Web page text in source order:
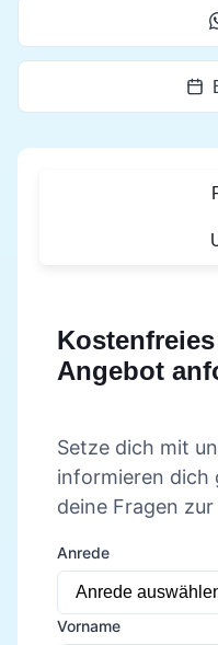
Angebot
Setze dich mit
informieren dich
deine Fragen
Anrede
Vorname